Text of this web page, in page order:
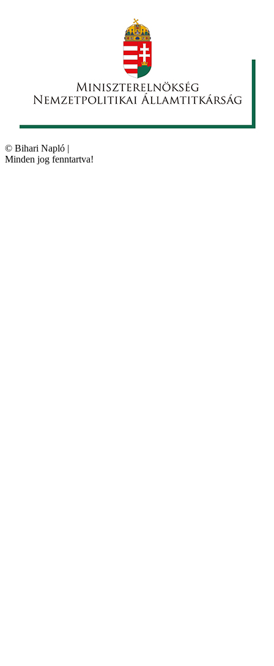
© Bihari Napló |
Minden jog fenntartva!